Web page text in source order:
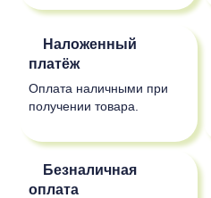
Наложенный
платёж
Оплата наличными при
получении товара.
Безналичная
оплата